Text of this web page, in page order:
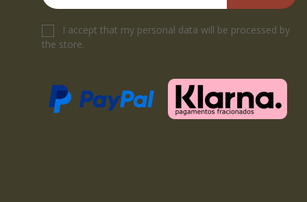
I accept that my personal data will be processed by
the store.